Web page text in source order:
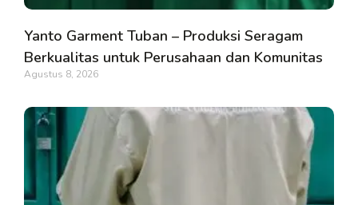
Yanto Garment Tuban – Produksi Seragam
Berkualitas untuk Perusahaan dan Komunitas
Agustus 8, 2026